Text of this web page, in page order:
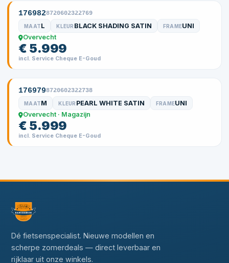
1769828720602322769
MAATL KLEUR BLACK SHADING SATIN FRAMEUNI
Overvecht
€ 5.999
incl. Service Cheque E-Goud
1769798720602322738
MAATM KLEUR PEARL WHITE SATIN FRAMEUNI
Overvecht · Magazijn
€ 5.999
incl. Service Cheque E-Goud
Dé fietsenspecialist. Nieuwe modellen en
scherpe zomerdeals — direct leverbaar en
rijklaar uit onze winkels.